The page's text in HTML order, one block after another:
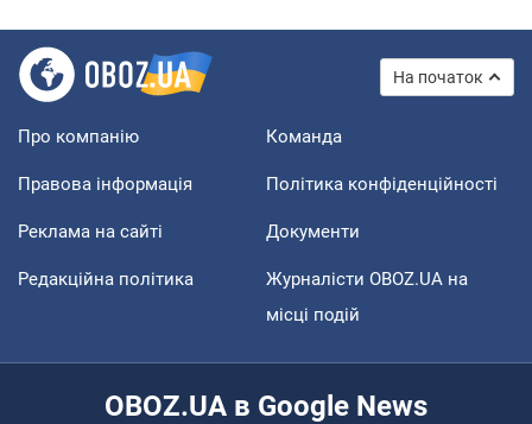
На початок
Про компанію Команда
Правова інформація Політика конфіденційності
Реклама на сайті Документи
Редакційна політика
Журналісти OBOZ.UA на
місці подій
OBOZ.UA в Google News